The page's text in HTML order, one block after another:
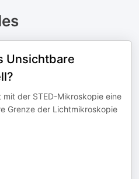
Unsichtbare
der STED-Mikroskopie eine
Grenze der Lichtmikroskopie